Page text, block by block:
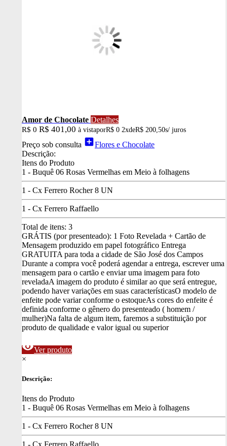
Amor de Chocolate Detalhes
R$ 0 R$ 401,00 à vistaporR$ 0 2xdeR$ 200,50s/ juros
Preço sob consulta add_boxFlores e Chocolate
Descrição:
Itens do Produto
1 - Buquê 06 Rosas Vermelhas em Meio à folhagens
1 - Cx Ferrero Rocher 8 UN
1 - Cx Ferrero Raffaello
Total de itens: 3
GRÁTIS (por presenteado): 1 Foto Revelada + Cartão de
Mensagem produzido em papel fotográfico Entrega
GRATUITA para toda a cidade de São José dos Campos
Durante a compra você poderá agendar a entrega, escrever uma
mensagem para o cartão e enviar uma imagem para foto
reveladaA imagem do produto é similar ao que será entregue,
podendo haver variações em suas característicasO modelo de
enfeite pode variar conforme o estoqueAs cores do enfeite é
definida conforme o gênero do presenteado ( homem /
mulher)Na falta de algum item, faremos a substituição por
produto de qualidade e valor igual ou superior
visibilityVer produto
×
Descrição:
Itens do Produto
1 - Buquê 06 Rosas Vermelhas em Meio à folhagens
1 - Cx Ferrero Rocher 8 UN